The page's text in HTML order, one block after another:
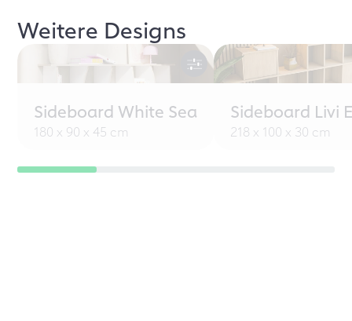
Weitere Designs
Sideboard White Sea
180 x 90 x 45 cm
Sideboard Livi
218 x 100 x 30 cm